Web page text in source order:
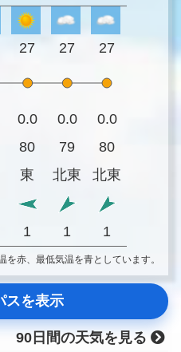
27 27 27
0.0 0.0
0.0
80 79
80
東 北東 北東
1 1 1
赤、最低気温を青としています。
スを表示
90日間の天気を見る